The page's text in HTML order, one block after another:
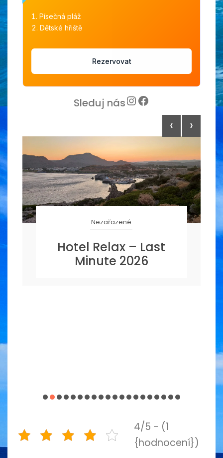
Písečná pláž
Dětské hřiště
Rezervovat
Sleduj násInstagram
Facebook
Nezařazené
Hotel Relax – Last
Minute 2026
‹ ›
4/5 - (1
{hodnocení})